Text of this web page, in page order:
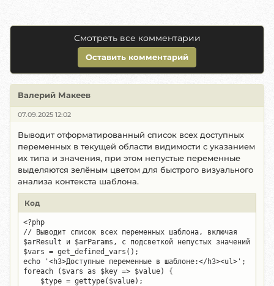
Смотреть все комментарии
Оставить комментарий
Валерий Макеев
07.09.2025 12:02
Выводит отформатированный список всех доступных
переменных в текущей области видимости с указанием
их типа и значения, при этом непустые переменные
выделяются зелёным цветом для быстрого визуального
анализа контекста шаблона.
Код
<?php
// Выводит список всех переменных шаблона, включая
$arResult и $arParams, с подсветкой непустых значений
$vars = get_defined_vars();
echo '<h3>Доступные переменные в шаблоне:</h3><ul>';
foreach ($vars as $key => $value) {
$type = gettype($value);